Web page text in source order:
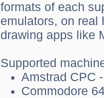
formats of each
emulators, on real
drawing apps like
Supported
Amstrad CPC
Commodore